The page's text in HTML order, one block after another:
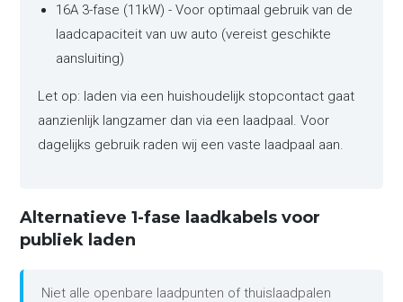
16A 3-fase (11kW) - Voor optimaal gebruik van de
laadcapaciteit van uw auto (vereist geschikte
aansluiting)
Let op: laden via een huishoudelijk stopcontact gaat
aanzienlijk langzamer dan via een laadpaal. Voor
dagelijks gebruik raden wij een vaste laadpaal aan.
Alternatieve 1-fase laadkabels voor
publiek laden
Niet alle openbare laadpunten of thuislaadpalen